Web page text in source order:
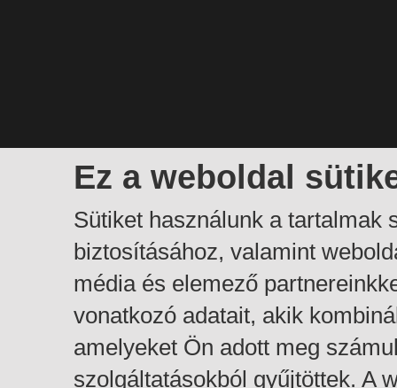
Ez a weboldal
Sütiket használunk a tartalmak
biztosításához, valamint
média és elemező
vonatkozó adatait, akik
amelyeket Ön adott meg
szolgáltatásokból gyűjtöttek. A